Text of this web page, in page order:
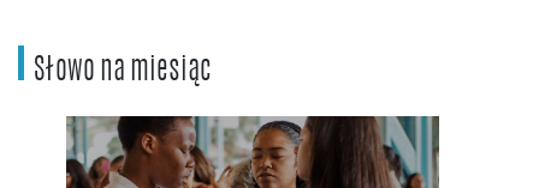
Słowo na miesiąc